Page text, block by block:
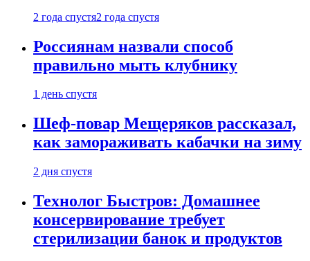
2 года спустя2 года спустя
Россиянам назвали способ
правильно мыть клубнику
1 день спустя
Шеф-повар Мещеряков рассказал,
как замораживать кабачки на зиму
2 дня спустя
Технолог Быстров: Домашнее
консервирование требует
стерилизации банок и продуктов